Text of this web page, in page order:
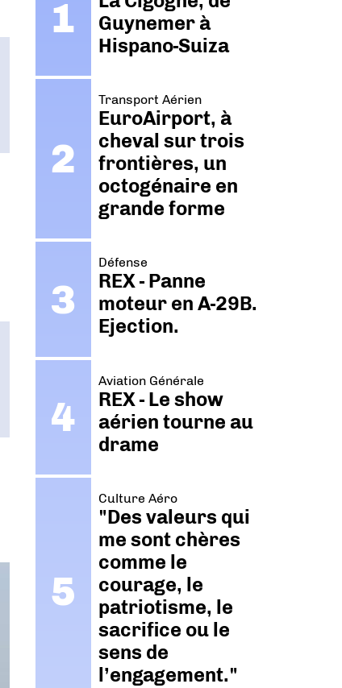
Guynemer à
Hispano-Suiza
Transport Aérien
EuroAirport, à
cheval sur trois
frontières, un
octogénaire en
grande forme
Défense
REX - Panne
moteur en A-29B.
Ejection.
Aviation Générale
REX - Le show
aérien tourne au
drame
Culture Aéro
"Des valeurs qui
me sont chères
comme le
courage, le
patriotisme, le
sacrifice ou le
sens de
l’engagement."